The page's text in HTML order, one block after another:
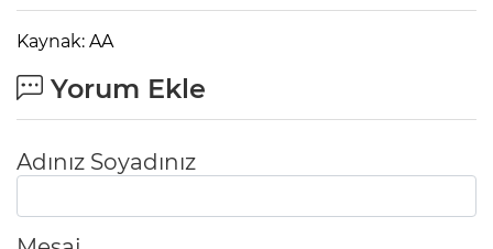
Kaynak: AA
Yorum Ekle
Adınız Soyadınız